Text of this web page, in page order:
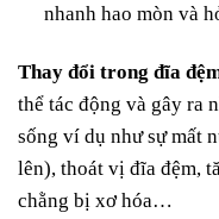
nhanh hao mòn và
Thay đổi trong đĩa
thể tác động và gây ra
sống ví dụ như sự mất
lên), thoát vị đĩa đệm,
chằng bị xơ hóa…